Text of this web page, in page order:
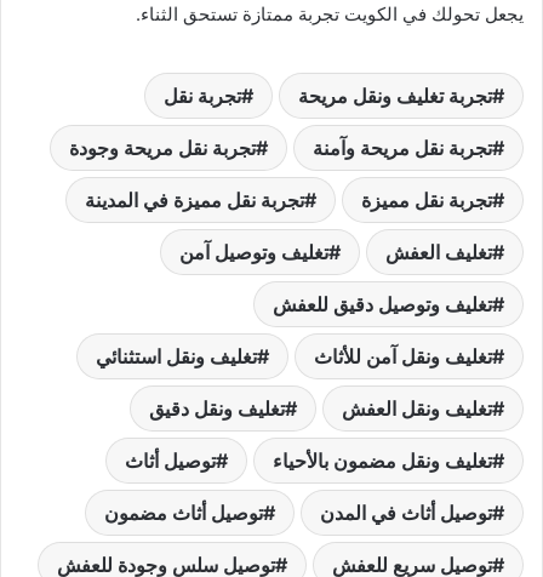
يجعل تحولك في الكويت تجربة ممتازة تستحق الثناء.
تجربة تغليف ونقل مريحة تجربة نقل
تجربة نقل مريحة وآمنة تجربة نقل مريحة وجودة
تجربة نقل مميزة تجربة نقل مميزة في المدينة
تغليف العفش تغليف وتوصيل آمن
تغليف وتوصيل دقيق للعفش
تغليف ونقل آمن للأثاث تغليف ونقل استثنائي
تغليف ونقل العفش تغليف ونقل دقيق
تغليف ونقل مضمون بالأحياء توصيل أثاث
توصيل أثاث في المدن توصيل أثاث مضمون
توصيل سريع للعفش توصيل سلس وجودة للعفش